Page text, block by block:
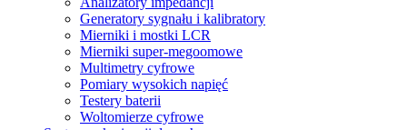
Generatory sygnału i kalibratory
Mierniki i mostki LCR
Mierniki super-megoomowe
Multimetry cyfrowe
Pomiary wysokich napięć
Testery baterii
Woltomierze cyfrowe